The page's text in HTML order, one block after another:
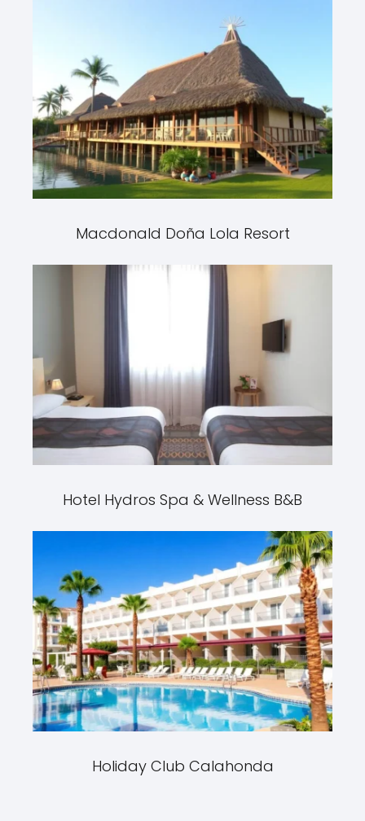
Macdonald Doña Lola Resort
Hotel Hydros Spa & Wellness B&B
Holiday Club Calahonda